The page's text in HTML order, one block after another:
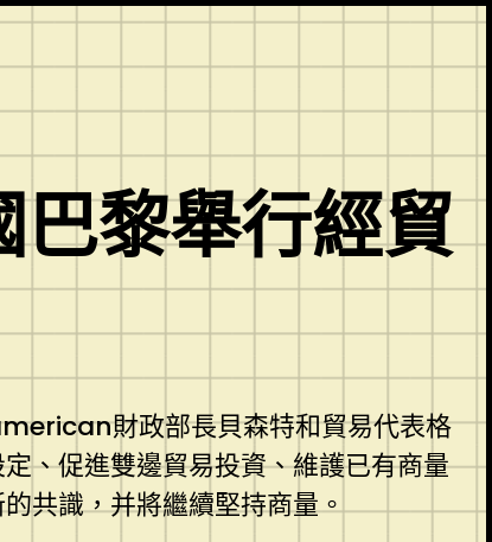
巴黎舉行經貿
財政部長貝森特和貿易代表格
、促進雙邊貿易投資、維護已有商量
共識，并將繼續堅持商量。